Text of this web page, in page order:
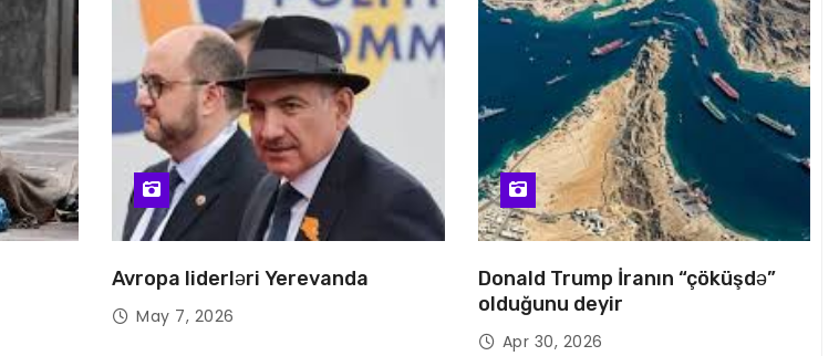
Avropa liderləri Yerevanda
May 7, 2026
Donald Trump İranın “çöküşdə”
olduğunu deyir
Apr 30, 2026